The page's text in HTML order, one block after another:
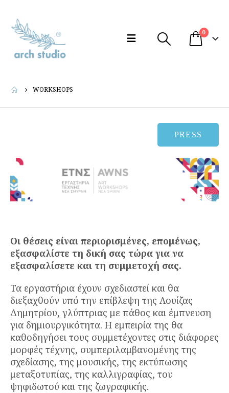
0
WORKSHOPS
PRESS
Οι θέσεις είναι περιορισμένες, επομένως,
εξασφαλίστε τη δική σας τώρα για να
εξασφαλίσετε και τη συμμετοχή σας.
Τα εργαστήρια έχουν σχεδιαστεί και θα
διεξαχθούν υπό την επίβλεψη της Λουίζας
Δημητρίου, γλύπτριας με πάθος και έμπνευση
για δημιουργικότητα. Η εμπειρία της θα
καθοδηγήσει τους συμμετέχοντες στις διάφορες
μορφές τέχνης, συμπεριλαμβανομένης της
σχεδίασης, της μουσικής, της εκτύπωσης
μεταξοτυπίας, της καλλιγραφίας, του
ψηφιδωτού και της ζωγραφικής.